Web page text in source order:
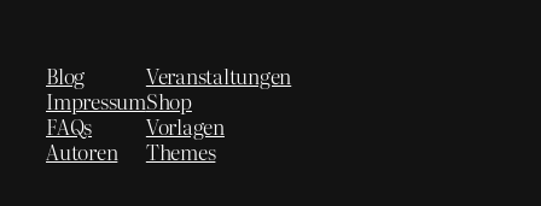
Blog
Impressum
FAQs
Autoren
Veranstaltungen
Shop
Vorlagen
Themes